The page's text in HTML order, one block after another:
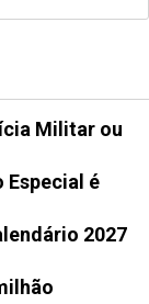
Militar ou
Especial é
2027